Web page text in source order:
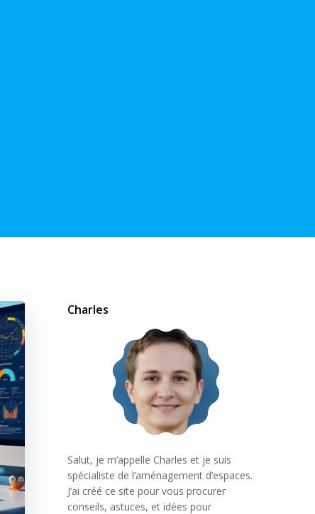
Charles
Salut, je m’appelle Charles et je suis
spécialiste de l’aménagement d’espaces.
J’ai créé ce site pour vous procurer
conseils, astuces, et idées pour